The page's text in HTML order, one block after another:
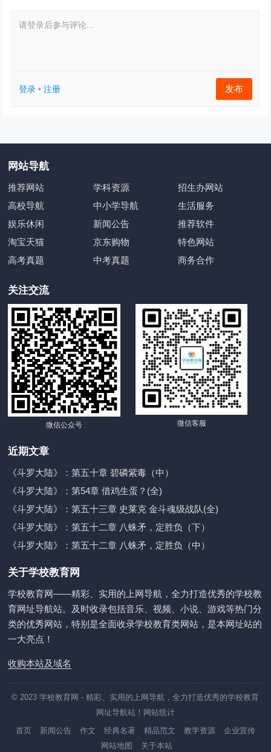
请登录后参与评论...
登录 •注册 发布
网站导航
推荐网站 学科资源
招生办网站
高校导航
中小学导航
生活服务
娱乐休闲
新闻公告
推荐软件
淘宝天猫
京东购物
特色网站
高考真题
中考真题 商务合作
关注交流
微信公众号 微信客服
近期文章
《斗罗大陆》：第五十章 碧磷紫毒（中）
《斗罗大陆》：第54章 借鸡生蛋？(全)
《斗罗大陆》：第五十三章 史莱克 金斗魂级战队(全)
《斗罗大陆》：第五十二章 八蛛矛，定胜负（下）
《斗罗大陆》：第五十二章 八蛛矛，定胜负（中）
关于学校教育网
学校教育网——精彩、实用的上网导航，全力打造优秀的学校教
育网址导航站。及时收录包括音乐、视频、小说、游戏等热门分
类的优秀网站，特别是全面收录学校教育类网站，是本网址站的
一大亮点！
收购本站及域名
© 2023学校教育网 - 精彩、实用的上网导航，全力打造优秀的学校教育
网址导航站！ 网站统计
首页
新闻公告 作文 经典名著 精品范文 教学资源
企业宣传
网站地图
关于本站